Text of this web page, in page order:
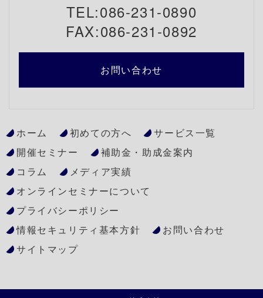
TEL:086-231-0890
FAX:086-231-0892
お問い合わせ
ホーム 初めての方へ
サービス一覧
開催セミナー
補助金・助成金案内
コラム
メディア実績
オンラインセミナーについて
プライバシーポリシー
情報セキュリティ基本方針
お問い合わせ
サイトマップ